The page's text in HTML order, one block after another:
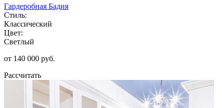
Гардеробная Бадия
Стиль:
Классический
Цвет:
Светлый
от 140 000 руб.
Рассчитать